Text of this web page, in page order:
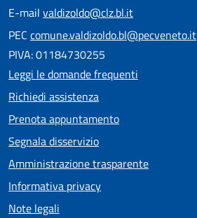
E-mail valdizoldo@clz.bl.it
PEC comune.valdizoldo.bl@pecveneto.it
PIVA: 01184730255
Leggi le domande frequenti
Richiedi assistenza
Prenota appuntamento
Segnala disservizio
Amministrazione trasparente
Informativa privacy
Note legali